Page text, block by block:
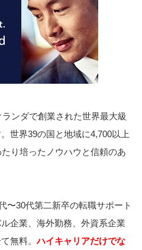
ンダで創業された世界最大級
世界39の国と地域に4,700以上
り培ったノウハウと信頼のあ
〜30代第二新卒の転職サポート
企業、海外勤務、外資系企業
無料。ハイキャリアだけでな